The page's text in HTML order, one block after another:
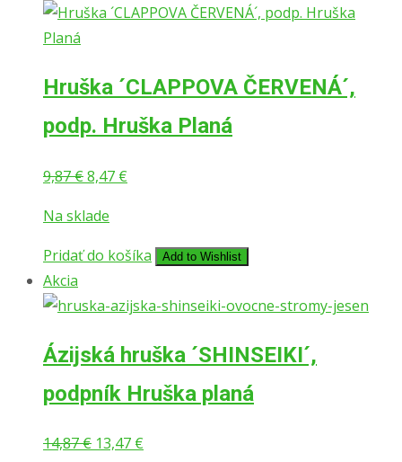
Hruška ´CLAPPOVA ČERVENÁ´,
podp. Hruška Planá
9,87€Pôvodná
bola:
9,87 €.
8,47 €
8,47 €.
Na sklade
Pridať do košíka
Add to Wishlist
Akcia
Ázijská hruška ´SHINSEIKI´,
podpník Hruška planá
14,87€ Pôvodná
13,47 €